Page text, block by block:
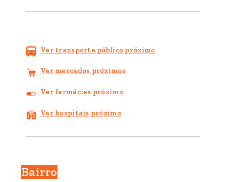
Ver transporte público próximo
Ver mercados próximos
Ver farmácias próximo
Ver hospitais próximo
Bairro